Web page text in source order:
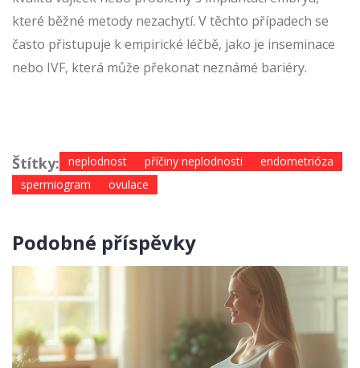
které běžné metody nezachytí. V těchto případech se
často přistupuje k empirické léčbě, jako je inseminace
nebo IVF, která může překonat neznámé bariéry.
Štítky: neplodnost příčiny neplodnosti
endometrióza
spermiogram
ovulace
Podobné příspěvky